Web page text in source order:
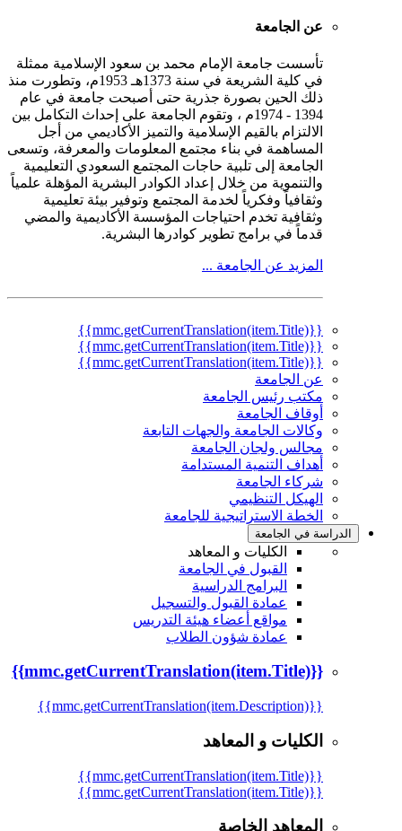
عن الجامعة
تأسست جامعة الإمام محمد بن سعود الإسلامية ممثلة
في كلية الشريعة في سنة 1373هـ 1953م، وتطورت منذ
ذلك الحين بصورة جذرية حتى أصبحت جامعة في عام
1394 - 1974م ، وتقوم الجامعة على إحداث التكامل بين
الالتزام بالقيم الإسلامية والتميز الأكاديمي من أجل
المساهمة في بناء مجتمع المعلومات والمعرفة، وتسعى
الجامعة إلى تلبية حاجات المجتمع السعودي التعليمية
والتنموية من خلال إعداد الكوادر البشرية المؤهلة علمياً
وثقافياً وفكرياً لخدمة المجتمع وتوفير بيئة تعليمية
وثقافية تخدم احتياجات المؤسسة الأكاديمية والمضي
قدماً في برامج تطوير كوادرها البشرية.
المزيد عن الجامعة ...
{{mmc.getCurrentTranslation(item.Title)}}
{{mmc.getCurrentTranslation(item.Title)}}
{{mmc.getCurrentTranslation(item.Title)}}
عن الجامعة
مكتب رئيس الجامعة
أوقاف الجامعة
وكالات الجامعة والجهات التابعة
مجالس ولجان الجامعة
أهداف التنمية المستدامة
شركاء الجامعة
الهيكل التنظيمي
الخطة الاستراتيجية للجامعة
الدراسة في الجامعة
الكليات و المعاهد
القبول في الجامعة
البرامج الدراسية
عمادة القبول والتسجيل
مواقع أعضاء هيئة التدريس
عمادة شؤون الطلاب
{{mmc.getCurrentTranslation(item.Title)}}
{{mmc.getCurrentTranslation(item.Description)}}
الكليات و المعاهد
{{mmc.getCurrentTranslation(item.Title)}}
{{mmc.getCurrentTranslation(item.Title)}}
المعاهد الخاصة